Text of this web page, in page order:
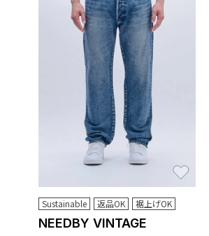
Sustainable 返品OK 裾上げOK
NEEDBY VINTAGE